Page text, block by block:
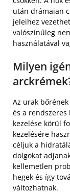
után drámaian
jeleihez
valószínűleg
használatával
Milyen
Az urak
és a rendszeres
kezelése körül
kezelésére
céljuk a
dolgokat
kellemetlen
hegek és így
változhatnak.